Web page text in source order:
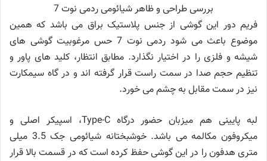
بررسی طراحی و ظاهر شیائومی ردمی نوت 7
فریم دور این گوشی از جنس پلاستیک براق می باشد که همین
موضوع باعث می شود ردمی نوت 7 حس مرغوبیت گوشی های
شیشه و فلزی را در اختیار نگذارد. مطابق انتظار، کلید های پاور و
تنظیم حجم صدا در سمت راست قرار گرفته اند و در گاه سیمکارت
نیز در سمت مقابل به چشم می خورد.
لبه پایینی هم میزبان حضور درگاه Type-C، اسپیکر اصلی و
میکروفون مکالمه می باشد. خوشبختانه شیائومی جک 3.5 میلی
متری هدفون را در این گوشی حفظ کرده است که در قسمت بالا قرار